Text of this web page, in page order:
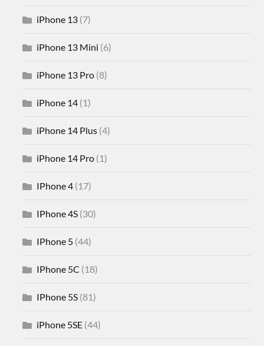
iPhone 13 (7)
iPhone 13 Mini (6)
iPhone 13 Pro (8)
iPhone 14 (1)
iPhone 14 Plus (4)
iPhone 14 Pro (1)
IPhone 4 (17)
IPhone 4S (30)
IPhone 5 (44)
IPhone 5C (18)
IPhone 5S (81)
iPhone 5SE (44)